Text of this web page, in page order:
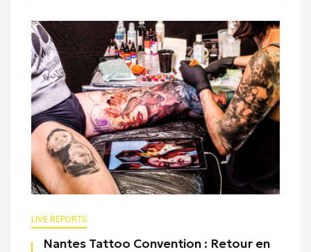
LIVE REPORTS
Nantes Tattoo Convention : Retour en